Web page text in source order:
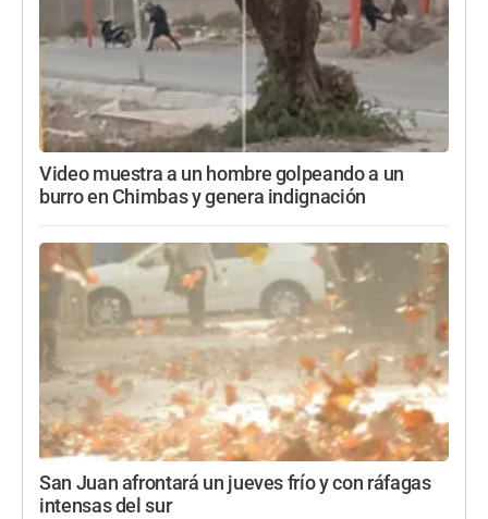
Video muestra a un hombre golpeando a un
burro en Chimbas y genera indignación
San Juan afrontará un jueves frío y con ráfagas
intensas del sur